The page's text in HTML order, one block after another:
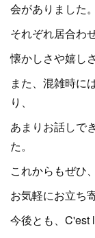
会がありました。
それぞれ居合わ
懐かしさや嬉し
また、混雑時に
り、
あまりお話しで
た。
これからもぜひ
お気軽にお立ち
今後とも、C'est